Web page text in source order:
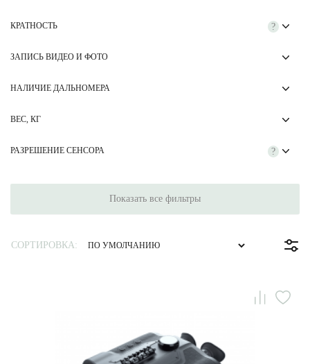
?
КРАТНОСТЬ
ЗАПИСЬ ВИДЕО И ФОТО
НАЛИЧИЕ ДАЛЬНОМЕРА
ВЕС, КГ
?
РАЗРЕШЕНИЕ СЕНСОРА
Показать все фильтры
СОРТИРОВКА: